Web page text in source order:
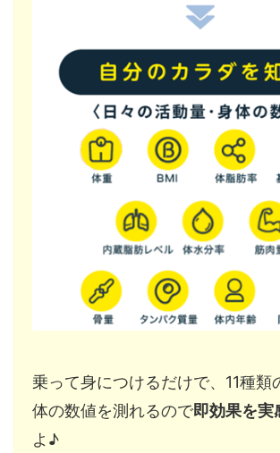
乗って身につけるだけで、11種類
体の数値を測れるので即効果を実
よ♪